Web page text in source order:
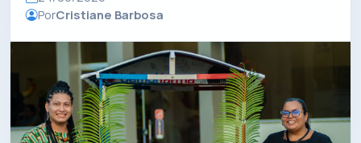
PorCristiane Barbosa